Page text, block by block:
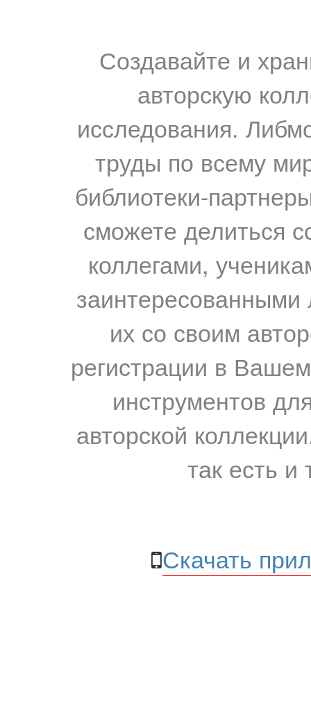
Создавайте и
авторскую
исследования.
труды по всему
библиотеки-
сможете делиться
коллегами,
их со своим
регистрации в
инструментов
авторской
так есть и
Скачать